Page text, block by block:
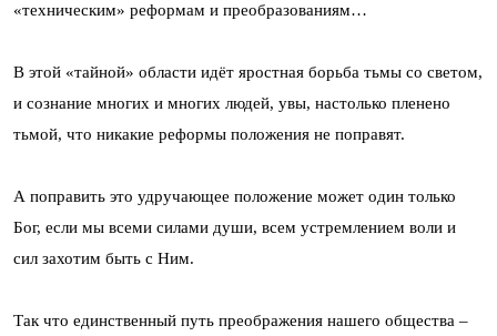
«техническим» реформам и преобразованиям…
В этой «тайной» области идёт яростная борьба тьмы со светом,
и сознание многих и многих людей, увы, настолько пленено
тьмой, что никакие реформы положения не поправят.
А поправить это удручающее положение может один только
Бог, если мы всеми силами души, всем устремлением воли и
сил захотим быть с Ним.
Так что единственный путь преображения нашего общества –